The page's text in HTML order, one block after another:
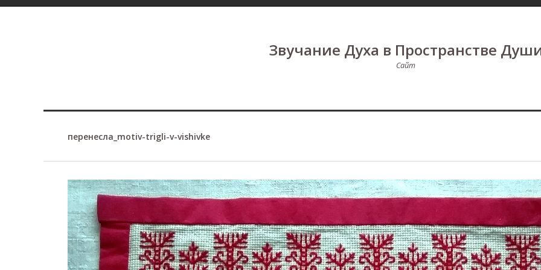
Звучание Духа в Пространстве
Сайт
перенесла_motiv-trigli-v-vishivke